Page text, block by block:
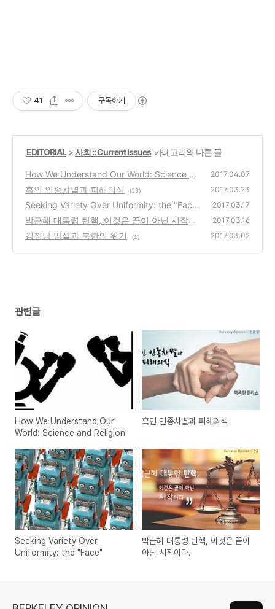
41 구독하기
'EDITORIAL>사회 :: Current Issues' 카테고리의 다른 글
How We Understand Our World: Science an
d Religion
(0)
2017.04.07
흑인 인종차별과 피해의식 (13) 2017.03.23
Seeking Variety Over Uniformity: the "Face"
(0)
2017.03.17
박근혜 대통령 탄핵, 이것은 끝이 아닌 시작이
다.
(2)
2017.03.16
김정남 암살과 북한의 위기 (1) 2017.03.02
관련글
How We Understand Our
World: Science and Religion
흑인 인종차별과 피해의식
Seeking Variety Over
Uniformity: the "Face"
박근혜 대통령 탄핵, 이것은 끝이
아닌 시작이다.